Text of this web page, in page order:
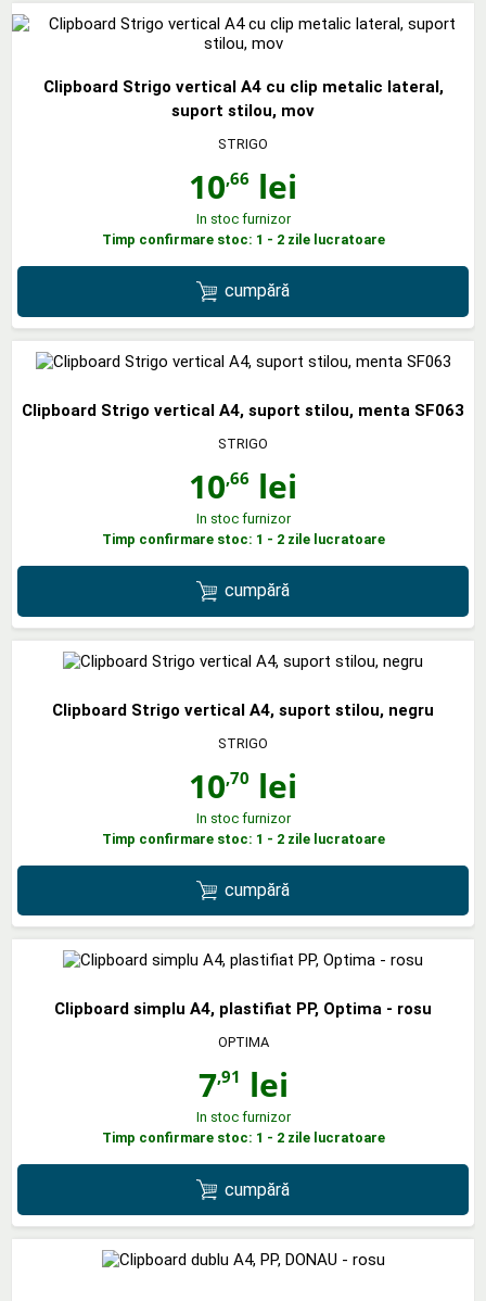
Clipboard Strigo vertical A4 cu clip metalic lateral,
suport stilou, mov
STRIGO
10,66 lei
In stoc furnizor
Timp confirmare stoc: 1 - 2 zile lucratoare
cumpără
Clipboard Strigo vertical A4, suport stilou, menta SF063
STRIGO
10,66 lei
In stoc furnizor
Timp confirmare stoc: 1 - 2 zile lucratoare
cumpără
Clipboard Strigo vertical A4, suport stilou, negru
STRIGO
10,70 lei
In stoc furnizor
Timp confirmare stoc: 1 - 2 zile lucratoare
cumpără
Clipboard simplu A4, plastifiat PP, Optima - rosu
OPTIMA
7,91 lei
In stoc furnizor
Timp confirmare stoc: 1 - 2 zile lucratoare
cumpără